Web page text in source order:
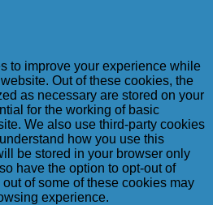
to improve your experience while
Out of these cookies, the
as necessary are stored on your
for the working of basic
We also use third-party cookies
how you use this
be stored in your browser only
have the option to opt-out of
of some of these cookies may
experience.